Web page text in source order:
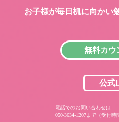
お子様が毎日机に向かい
無料カウ
公式
電話でのお問い合わせは
050-3634-1207まで（受付時